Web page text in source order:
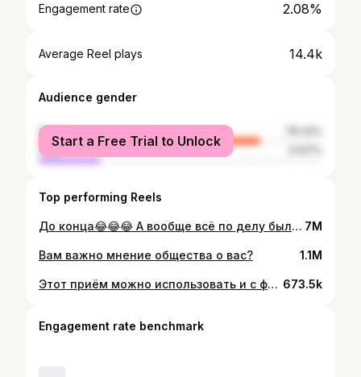
Engagement rate 2.08%
Average Reel plays 14.4k
Audience gender
female
male
Start a Free Trial to Unlock
Top performing Reels
До конца😂😂😂 А вообще всё по делу было сказано! 7M
Вам важно мнение общества о вас? 1.1M
Этот приём можно использовать и с фото своих друзей. Берите фото в хорошем качестве и печатаете его размером А4. Так можно сделать целый номер на любом празднике и как следует поржать! Готовые маски знаменитостей можно купить на WB Артикул: 64039638 На товаре нажимай плашку «похожие» и выдаст несусветное количество вариантов звёзд. #всеопраздниках #лайфхаки #пошелпокомнатедымок #стасмихайлов #дмитрийнагиев #дымок #идеяподарка #идеядляпраздника 673.5k
Engagement rate benchmark